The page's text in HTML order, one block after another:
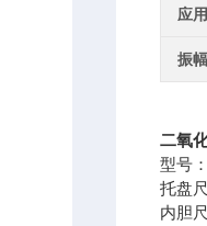
应
振幅
二氧
型号
托盘
内胆